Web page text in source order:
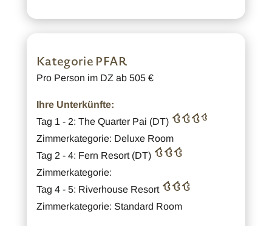
Kategorie PFAR
Pro Person im DZ ab 505 €
Ihre Unterkünfte:
Tag 1 - 2: The Quarter Pai (DT)
Zimmerkategorie: Deluxe Room
Tag 2 - 4: Fern Resort (DT)
Zimmerkategorie:
Tag 4 - 5: Riverhouse Resort
Zimmerkategorie: Standard Room